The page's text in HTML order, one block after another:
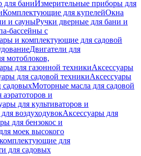
для баниИзмерительные приборы для
Комплектующие для купелейОкна
и сауныРучки дверные для бани и
бассейны с
и комплектующие для садовой
Двигатели для
мотоблоков,
для газонной техникиАксессуары
для садовой техникиАксессуары
садовыхМоторные масла для садовой
и
для культиваторов и
воздуходувокАксессуары для
для бензокос и
моек высокого
для
для садовых